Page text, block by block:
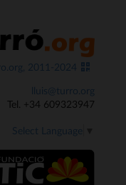
2011-2024
lluis@turro.org
Tel. +34 609323947
Select Language